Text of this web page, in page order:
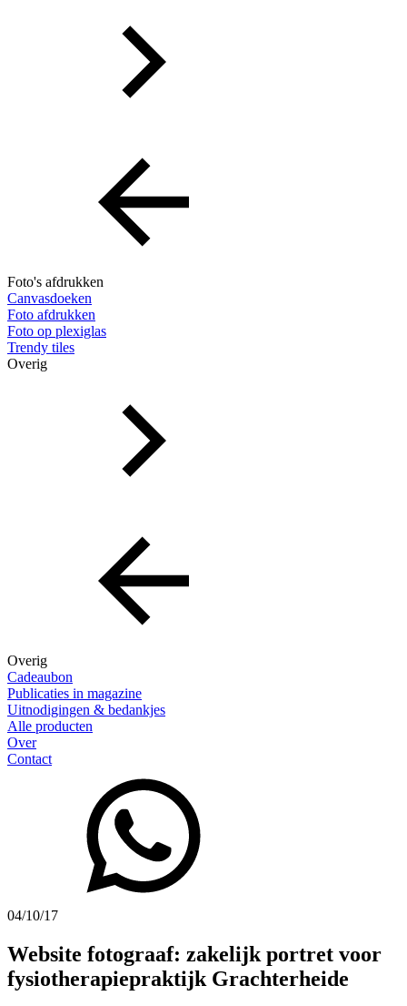
Foto's afdrukken
Canvasdoeken
Foto afdrukken
Foto op plexiglas
Trendy tiles
Overig
Overig
Cadeaubon
Publicaties in magazine
Uitnodigingen & bedankjes
Alle producten
Over
Contact
04/10/17
Website fotograaf: zakelijk portret voor
fysiotherapiepraktijk Grachterheide